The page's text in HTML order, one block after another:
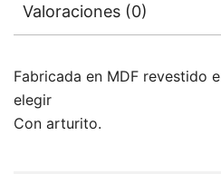
Valoraciones (0)
Fabricada en MDF revestido
elegir
Con arturito.